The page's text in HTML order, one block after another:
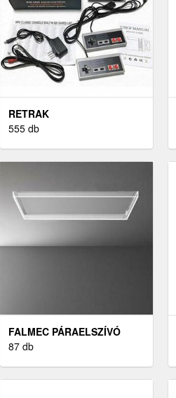
RETRAK
555 db
FALMEC PÁRAELSZÍVÓ
87 db